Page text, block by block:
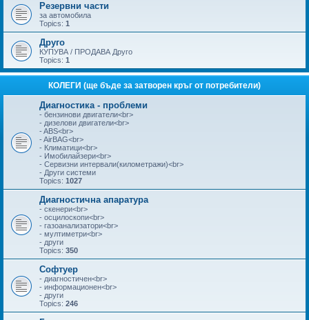
Резервни части
за автомобила
Topics: 1
Друго
КУПУВА / ПРОДАВА Друго
Topics: 1
КОЛЕГИ (ще бъде за затворен кръг от потребители)
Диагностика - проблеми
- бензинови двигатели<br>
- дизелови двигатели<br>
- ABS<br>
- AirBAG<br>
- Климатици<br>
- Имобилайзери<br>
- Сервизни интервали(километражи)<br>
- Други системи
Topics: 1027
Диагностична апаратура
- скенери<br>
- осцилоскопи<br>
- газоанализатори<br>
- мултиметри<br>
- други
Topics: 350
Софтуер
- диагностичен<br>
- информационен<br>
- други
Topics: 246